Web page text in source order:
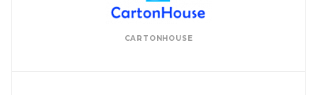
CARTONHOUSE